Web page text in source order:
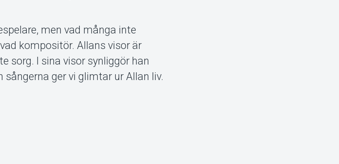
men vad många inte
kompositör. Allans visor är
sorg. I sina visor synliggör han
ger vi glimtar ur Allan liv.